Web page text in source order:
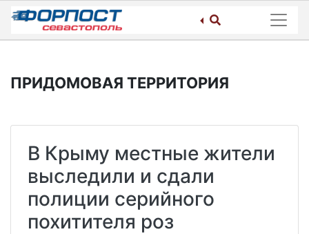
Skip
content
ПРИДОМОВАЯ ТЕРРИТОРИЯ
В Крыму местные жители
выследили и сдали
полиции серийного
похитителя роз